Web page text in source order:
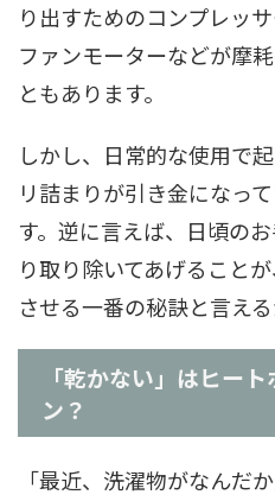
り出すためのコンプレッ
ファンモーターなどが摩
ともあります。
しかし、日常的な使用で
リ詰まりが引き金になっ
す。逆に言えば、日頃の
り取り除いてあげること
させる一番の秘訣と言え
「乾かない」はヒー
ン？
「最近、洗濯物がなんだ